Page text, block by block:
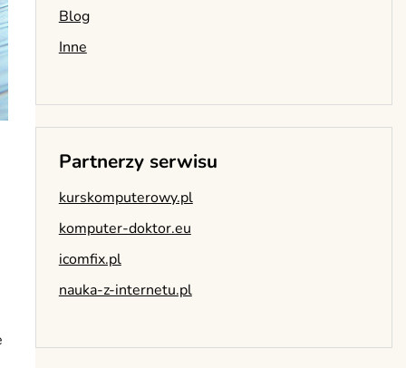
Blog
Inne
Partnerzy serwisu
kurskomputerowy.pl
komputer-doktor.eu
icomfix.pl
nauka-z-internetu.pl